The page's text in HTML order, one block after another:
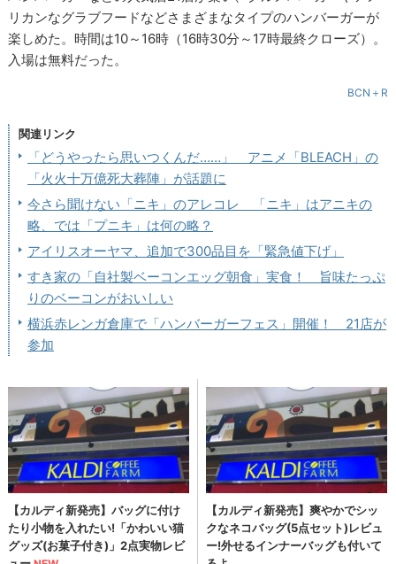
リカンなグラブフードなどさまざまなタイプのハンバーガーが
楽しめた。時間は10～16時（16時30分～17時最終クローズ）。
入場は無料だった。
BCN＋R
関連リンク
「どうやったら思いつくんだ……」 アニメ「BLEACH」の
「火火十万億死大葬陣」が話題に
今さら聞けない「ニキ」のアレコレ 「ニキ」はアニキの
略、では「プニキ」は何の略？
アイリスオーヤマ、追加で300品目を「緊急値下げ」
すき家の「自社製ベーコンエッグ朝食」実食！ 旨味たっぷ
りのベーコンがおいしい
横浜赤レンガ倉庫で「ハンバーガーフェス」開催！ 21店が
参加